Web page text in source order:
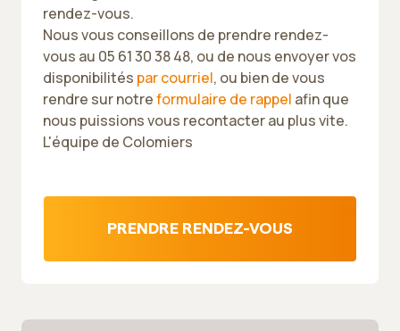
rendez-vous.
Nous vous conseillons de prendre rendez-
vous au 05 61 30 38 48, ou de nous envoyer vos
disponibilités par courriel, ou bien de vous
rendre sur notreformulaire de rappel afin que
nous puissions vous recontacter au plus vite.
L'équipe de Colomiers
PRENDRE RENDEZ-VOUS